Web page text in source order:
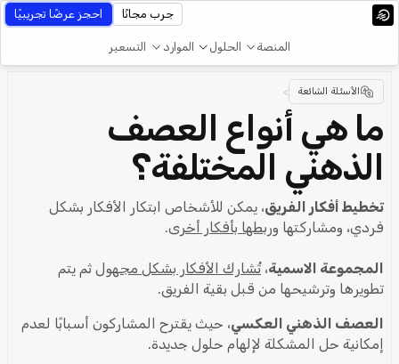
المنصة الحلول الموارد التسعير
جرب مجانًا احجز عرضًا تجريبيًا
الأسئلة الشائعة >
ما هي أنواع العصف
الذهني المختلفة؟
تخطيط أفكار الفريق، يمكن للأشخاص ابتكار الأفكار بشكل
فردي، ومشاركتها وربطها بأفكار أخرى.
المجموعة الاسمية،تُشارك الأفكار بشكل مجهول ثم يتم
تطويرها وترشيحها من قبل بقية الفريق.
العصف الذهني العكسي، حيث يقترح المشاركون أسبابًا لعدم
إمكانية حل المشكلة لإلهام حلول جديدة.